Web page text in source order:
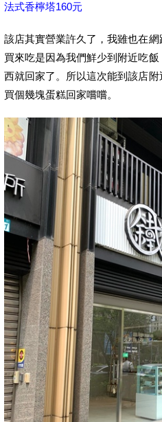
法式香檸塔160元
該店其實營業許久了，我雖也在
買來吃是因為我們鮮少到附近吃
西就回家了。所以這次能到該店
買個幾塊蛋糕回家嚐嚐。